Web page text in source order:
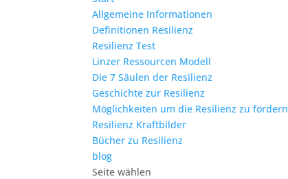
Allgemeine Informationen
Definitionen Resilienz
Resilienz Test
Linzer Ressourcen Modell
Die 7 Säulen der Resilienz
Geschichte zur Resilienz
Möglichkeiten um die Resilienz zu fördern
Resilienz Kraftbilder
Bücher zu Resilienz
blog
Seite wählen